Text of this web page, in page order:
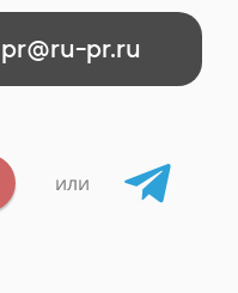
pr@ru-pr.ru
или